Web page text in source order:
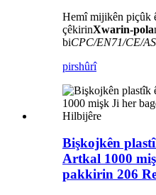
Hemî mijikên piçûk
çêkirinXwarin-pola
biCPC/EN71/CE/
pirshûrî
Bişkojkên
Artkal 1000
pakkirin 206